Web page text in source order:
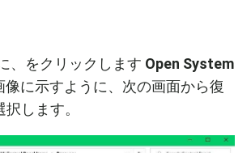
、をクリックします Open System
像に示すように、次の画面から復
します。